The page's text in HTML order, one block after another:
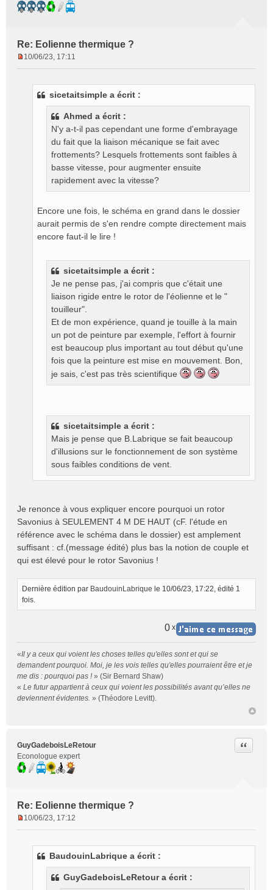
Re: Eolienne thermique ?
10/06/23, 17:11
sicetaitsimple a écrit :
Ahmed a écrit :
N'y a-t-il pas cependant une forme d'embrayage
du fait que la liaison mécanique se fait avec
frottements? Lesquels frottements sont faibles à
basse vitesse, pour augmenter ensuite
rapidement avec la vitesse?
Encore une fois, le schéma en grand dans le dossier
aurait permis de s'en rendre compte directement mais
encore faut-il le lire !
sicetaitsimple a écrit :
Je ne pense pas, j'ai compris que c'était une
liaison rigide entre le rotor de l'éolienne et le "
touilleur".
Et de mon expérience, quand je touille à la main
un pot de peinture par exemple, l'effort à fournir
est beaucoup plus important au tout début qu'une
fois que la peinture est mise en mouvement. Bon,
je sais, c'est pas très scientifique
sicetaitsimple a écrit :
Mais je pense que B.Labrique se fait beaucoup
d'illusions sur le fonctionnement de son système
sous faibles conditions de vent.
Je renonce à vous expliquer encore pourquoi un rotor
Savonius à SEULEMENT 4 M DE HAUT (cF. l'étude en
référence avec le schéma dans le dossier) est amplement
suffisant : cf.(message édité) plus bas la notion de couple et
qui est élevé pour le rotor Savonius !
Dernière édition par BaudouinLabrique le 10/06/23, 17:22, édité 1
fois.
0 x
«Il y a ceux qui voient les choses telles qu'elles sont et qui se
demandent pourquoi. Moi, je les vois telles qu'elles pourraient être et je
me dis : pourquoi pas ! » (Sir Bernard Shaw)
« Le futur appartient à ceux qui voient les possibilités avant qu’elles ne
deviennent évidentes. » (Théodore Levitt).
GuyGadeboisLeRetour
Econologue expert
Re: Eolienne thermique ?
Citer
10/06/23, 17:12
BaudouinLabrique a écrit :
GuyGadeboisLeRetour a écrit :